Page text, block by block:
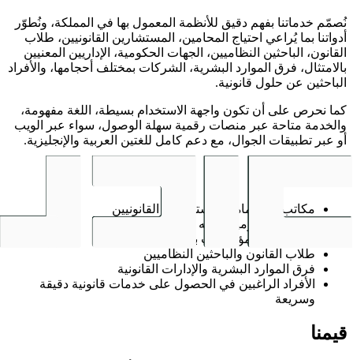
نُصمّم خدماتنا بفهم دقيق للأنظمة المعمول بها في المملكة، ونُطوّر
أدواتنا بما يُراعي احتياج المحامين، المستشارين القانونيين، طلاب
القانون، الباحثين النظاميين، الجهات الحكومية، الإداريين المعنيين
بالامتثال، فرق الموارد البشرية، الشركات بمختلف أحجامها، والأفراد
الباحثين عن حلول قانونية.
كما نحرص على أن تكون واجهة الاستخدام بسيطة، اللغة مفهومة،
والخدمة متاحة عبر منصات رقمية سهلة الوصول، سواء عبر الويب
أو عبر تطبيقات الجوال، مع دعم كامل للغتين العربية والإنجليزية.
مكاتب المحاماة والمستشارين القانونيين
الجهات الحكومية وشبه الحكومية
الشركات والمؤسسات بمختلف أحجامها
طلاب القانون والباحثين النظاميين
فرق الموارد البشرية والإدارات القانونية
الأفراد الراغبين في الحصول على خدمات قانونية دقيقة
وسريعة
قيمنا